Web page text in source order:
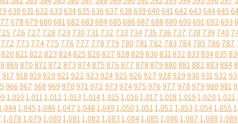
630631632633634635636637638639640641642643644645
678679680681682683684685686687688689690691692693
726 727 728 729 730 731732 733 734735 736 737 738 739 740
772 773 774775 776 777 778 779 780 781782 783 784785 786 787
820821822823824825826827828829830831832833834835
869870871872873874875876877878879880881882883884
917918919920921922923924925926927928929930931932
966967968969970971972973974975976977978979980981
1,0101,0111,0121,0131,0141,0151,0161,0171,0181,0191,0201,021
1,0451,0461,0471,0481,0491,0501,0511,0521,0531,0541,055
1,0781,0791,0801,0811,0821,0831,0841,0851,0861,0871,0881,089